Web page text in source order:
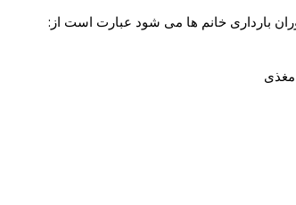
بارداری خانم ها می شود عبارت است از:
مغذی